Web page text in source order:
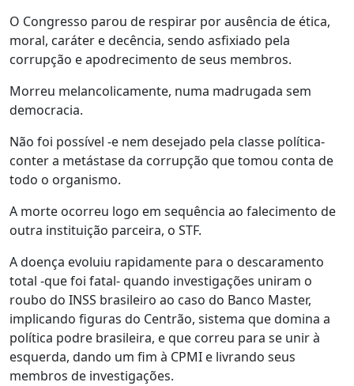
O Congresso parou de respirar por ausência de ética,
moral, caráter e decência, sendo asfixiado pela
corrupção e apodrecimento de seus membros.
Morreu melancolicamente, numa madrugada sem
democracia.
Não foi possível -e nem desejado pela classe política-
conter a metástase da corrupção que tomou conta de
todo o organismo.
A morte ocorreu logo em sequência ao falecimento de
outra instituição parceira, o STF.
A doença evoluiu rapidamente para o descaramento
total -que foi fatal- quando investigações uniram o
roubo do INSS brasileiro ao caso do Banco Master,
implicando figuras do Centrão, sistema que domina a
política podre brasileira, e que correu para se unir à
esquerda, dando um fim à CPMI e livrando seus
membros de investigações.